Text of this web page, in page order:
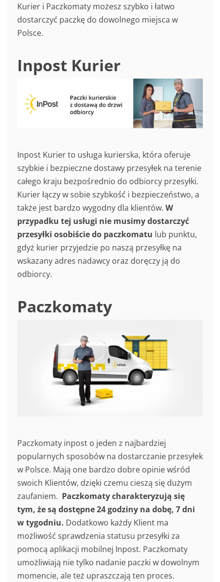
Kurier i Paczkomaty możesz szybko i łatwo
dostarczyć paczkę do dowolnego miejsca w
Polsce.
Inpost Kurier
Inpost Kurier to usługa kurierska, która oferuje
szybkie i bezpieczne dostawy przesyłek na terenie
całego kraju bezpośrednio do odbiorcy przesyłki.
Kurier łączy w sobie szybkość i bezpieczeństwo, a
także jest bardzo wygodny dla klientów. W
przypadku tej usługi nie musimy dostarczyć
przesyłki osobiście do paczkomatu lub punktu,
gdyż kurier przyjedzie po naszą przesyłkę na
wskazany adres nadawcy oraz doręczy ją do
odbiorcy.
Paczkomaty
Paczkomaty inpost o jeden z najbardziej
popularnych sposobów na dostarczanie przesyłek
w Polsce. Mają one bardzo dobre opinie wśród
swoich Klientów, dzięki czemu cieszą się dużym
zaufaniem. Paczkomaty charakteryzują się
tym, że są dostępne 24 godziny na dobę, 7 dni
w tygodniu. Dodatkowo każdy Klient ma
możliwość sprawdzenia statusu przesyłki za
pomocą aplikacji mobilnej Inpost. Paczkomaty
umożliwiają nie tylko nadanie paczki w dowolnym
momencie, ale też upraszczają ten proces.